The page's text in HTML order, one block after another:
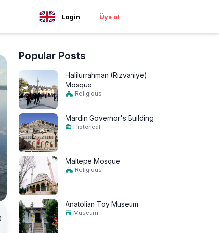
Login Üye ol
Popular Posts
Halilurrahman (Rızvaniye)
Mosque
Religious
Mardin Governor's Building
Historical
Maltepe Mosque
Religious
Anatolian Toy Museum
Museum